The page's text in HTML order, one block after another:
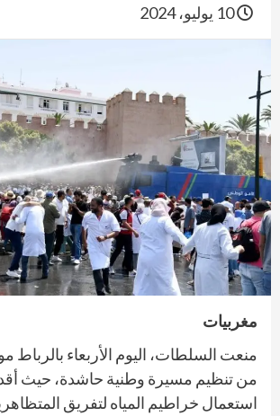
10 يوليو، 2024
مغربيات
منعت السلطات، اليوم الأربعاء
من تنظيم مسيرة وطنية حاشدة، حيث
استعمال خراطيم المياه لتفريق